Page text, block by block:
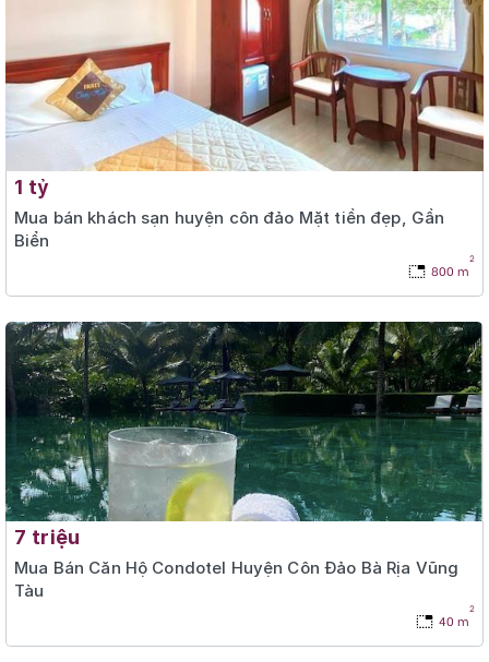
1 tỷ
Mua bán khách sạn huyện côn đảo Mặt tiền đẹp, Gần
Biển
800 m
2
7 triệu
Mua Bán Căn Hộ Condotel Huyện Côn Đảo Bà Rịa Vũng
Tàu
40 m
2